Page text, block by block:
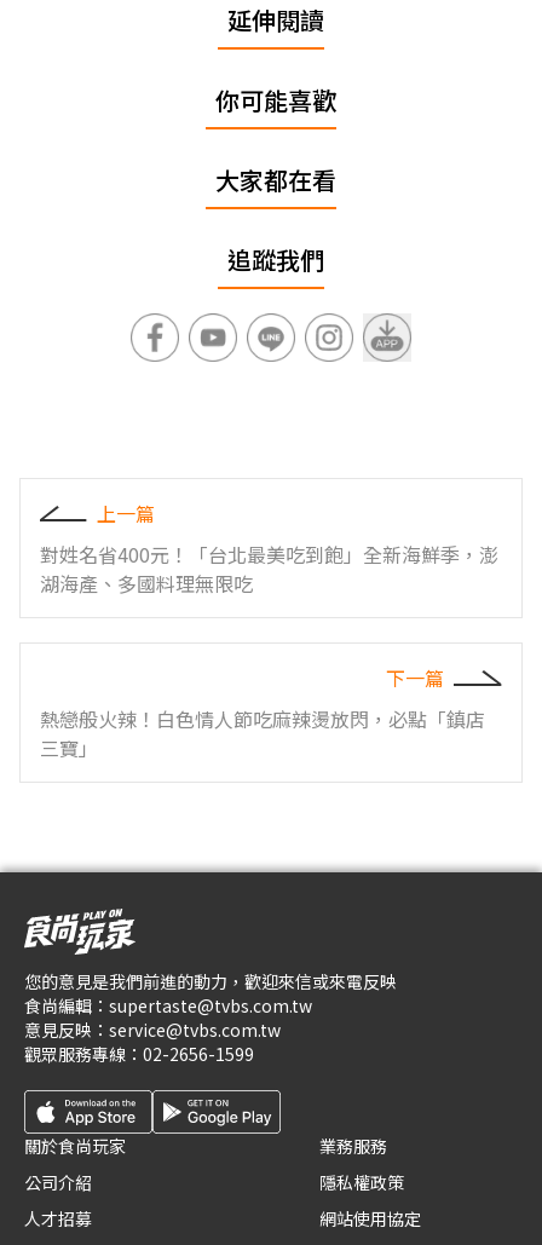
延伸閱讀
你可能喜歡
大家都在看
追蹤我們
上一篇
對姓名省400元！「台北最美吃到飽」全新海鮮季，澎
湖海產、多國料理無限吃
下一篇
熱戀般火辣！白色情人節吃麻辣燙放閃，必點「鎮店
三寶」
您的意見是我們前進的動力，歡迎來信或來電反映
食尚編輯： supertaste@tvbs.com.tw
意見反映： service@tvbs.com.tw
觀眾服務專線： 02-2656-1599
關於食尚玩家
公司介紹
人才招募
業務服務
隱私權政策
網站使用協定